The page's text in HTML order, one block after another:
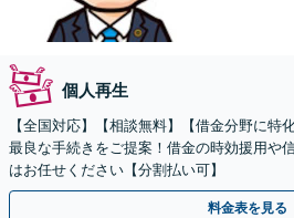
個人再生
【全国対応】【相談無料】【借金分野に特
最良な手続きをご提案！借金の時効援用や
はお任せください【分割払い可】
料金表を見る